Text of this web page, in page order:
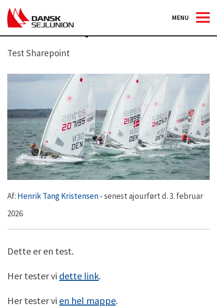
MENU
Test Sharepoint
Test Sharepoint
Af: Henrik Tang Kristensen -senest ajourført d. 3. februar
2026
Dette er en test.
Her tester vi dette link.
Her tester vi en hel mappe.